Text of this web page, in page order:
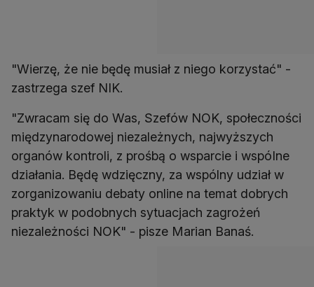
"Wierzę, że nie będę musiał z niego korzystać" -
zastrzega szef NIK.
"Zwracam się do Was, Szefów NOK, społeczności
międzynarodowej niezależnych, najwyższych
organów kontroli, z prośbą o wsparcie i wspóIne
działania. Będę wdzięczny, za wspólny udział w
zorganizowaniu debaty online na temat dobrych
praktyk w podobnych sytuacjach zagrożeń
niezależności NOK" - pisze Marian Banaś.